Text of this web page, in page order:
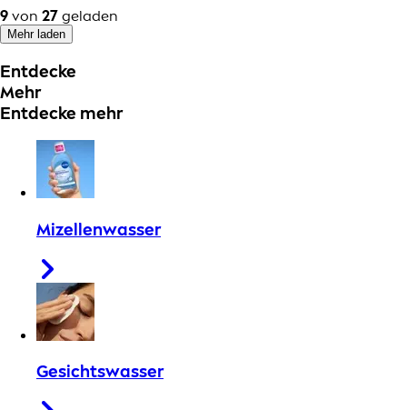
9 von 27 geladen
Mehr laden
Entdecke
Mehr
Entdecke mehr
Mizellenwasser
Gesichtswasser